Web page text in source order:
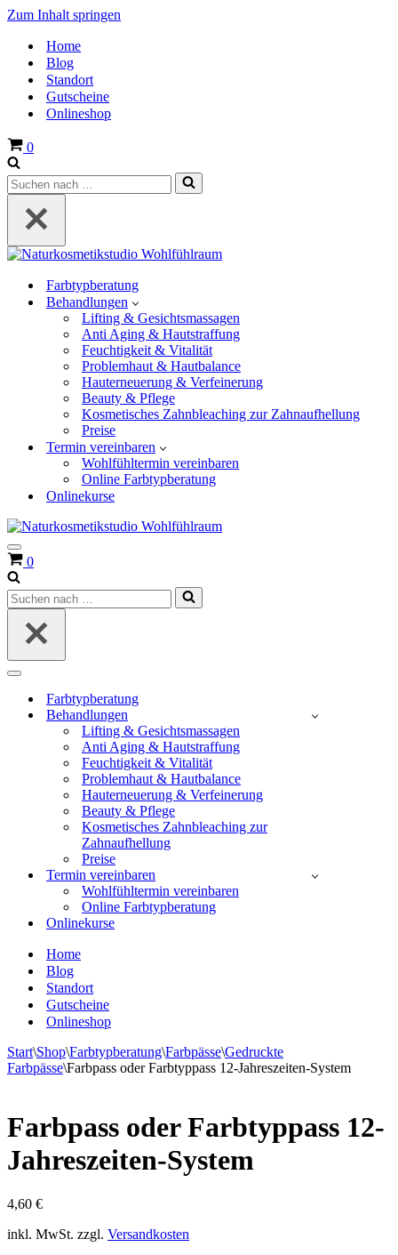
Zum Inhalt springen
Home
Blog
Standort
Gutscheine
Onlineshop
Warenkorb
0
Suchen
nach …
Farbtypberatung
Behandlungen
Lifting & Gesichtsmassagen
Anti Aging & Hautstraffung
Feuchtigkeit & Vitalität
Problemhaut & Hautbalance
Hauterneuerung & Verfeinerung
Beauty & Pflege
Kosmetisches Zahnbleaching zur Zahnaufhellung
Preise
Termin vereinbaren
Wohlfühltermin vereinbaren
Online Farbtypberatung
Onlinekurse
Navigationsmenü
Warenkorb
0
Suchen
nach …
Navigationsmenü
Farbtypberatung
Behandlungen
Lifting & Gesichtsmassagen
Anti Aging & Hautstraffung
Feuchtigkeit & Vitalität
Problemhaut & Hautbalance
Hauterneuerung & Verfeinerung
Beauty & Pflege
Kosmetisches Zahnbleaching zur
Zahnaufhellung
Preise
Termin vereinbaren
Wohlfühltermin vereinbaren
Online Farbtypberatung
Onlinekurse
Home
Blog
Standort
Gutscheine
Onlineshop
Start\Shop\Farbtypberatung\Farbpässe\Gedruckte
Farbpässe\Farbpass oder Farbtyppass 12-Jahreszeiten-System
Farbpass oder Farbtyppass 12-
Jahreszeiten-System
4,60 €
inkl. MwSt. zzgl. Versandkosten